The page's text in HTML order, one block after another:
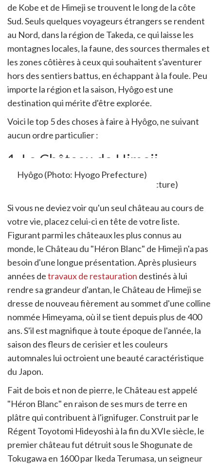
de Kobe et de Himeji se trouvent le long de la côte
Sud. Seuls quelques voyageurs étrangers se rendent
au Nord, dans la région de Takeda, ce qui laisse les
montagnes locales, la faune, des sources thermales et
les zones côtières à ceux qui souhaitent s'aventurer
hors des sentiers battus, en échappant à la foule. Peu
importe la région et la saison, Hyôgo est une
destination qui mérite d'être explorée.
Voici le top 5 des choses à faire à Hyôgo, ne suivant
aucun ordre particulier :
1. Le Château de Himeji
Hyôgo (Photo: Hyogo Prefecture)
Si vous ne deviez voir qu'un seul château au cours de
votre vie, placez celui-ci en tête de votre liste.
Figurant parmi les châteaux les plus connus au
monde, le Château du "Héron Blanc" de Himeji n'a pas
besoin d'une longue présentation. Après plusieurs
années detravaux de restauration destinés à lui
rendre sa grandeur d'antan, le Château de Himeji se
dresse de nouveau fièrement au sommet d'une colline
nommée Himeyama, où il se tient depuis plus de 400
ans. S'il est magnifique à toute époque de l'année, la
saison des fleurs de cerisier et les couleurs
automnales lui octroient une beauté caractéristique
du Japon.
Fait de bois et non de pierre, le Château est appelé
"Héron Blanc" en raison de ses murs de terre en
plâtre qui contribuent à l'ignifuger. Construit par le
Régent Toyotomi Hideyoshi à la fin du XVIe siècle, le
premier château fut détruit sous le Shogunate de
Tokugawa en 1600 par Ikeda Terumasa, un seigneur